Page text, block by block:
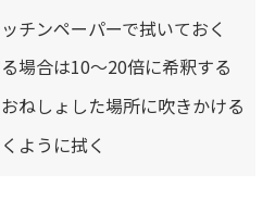
チンペーパーで拭いておく
場合は10～20倍に希釈する
ねしょした場所に吹きかける
ように拭く